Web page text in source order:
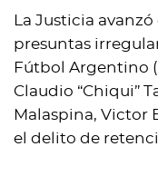
La Justicia
presuntas
Fútbol Argentino
Claudio “Chiqui”
Malaspina, Victor
el delito de